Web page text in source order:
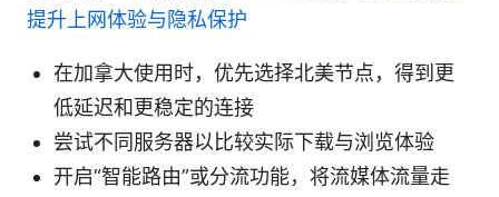
提升上网体验与隐私保护
在加拿大使用时，优先选择北美节点，得到更
低延迟和更稳定的连接
尝试不同服务器以比较实际下载与浏览体验
开启“智能路由”或分流功能，将流媒体流量走